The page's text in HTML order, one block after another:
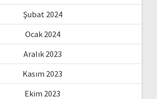
Şubat 2024
Ocak 2024
Aralık 2023
Kasım 2023
Ekim 2023